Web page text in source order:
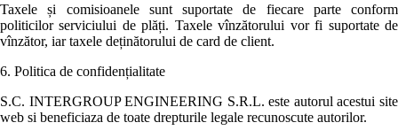
Taxele și comisioanele sunt suportate de fiecare parte conform
politicilor serviciului de plăți. Taxele vînzătorului vor fi suportate de
vînzător, iar taxele deținătorului de card de client.
6. Politica de confidențialitate
S.C. INTERGROUP ENGINEERING S.R.L. este autorul acestui site
web si beneficiaza de toate drepturile legale recunoscute autorilor.